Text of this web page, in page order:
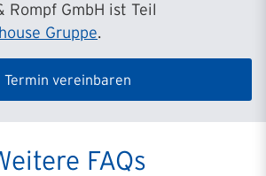
Rompf GmbH ist Teil
Gruppe.
Termin vereinbaren
FAQs